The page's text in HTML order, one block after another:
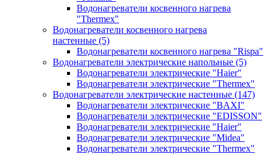
Водонагреватели косвенного нагрева
"Thermex"
Водонагреватели косвенного нагрева
настенные (5)
Водонагреватели косвенного нагрева "Rispa"
Водонагреватели электрические напольные (5)
Водонагреватели электрические "Haier"
Водонагреватели электрические "Thermex"
Водонагреватели электрические настенные (147)
Водонагреватели электрические "BAXI"
Водонагреватели электрические "EDISSON"
Водонагреватели электрические "Haier"
Водонагреватели электрические "Midea"
Водонагреватели электрические "Thermex"